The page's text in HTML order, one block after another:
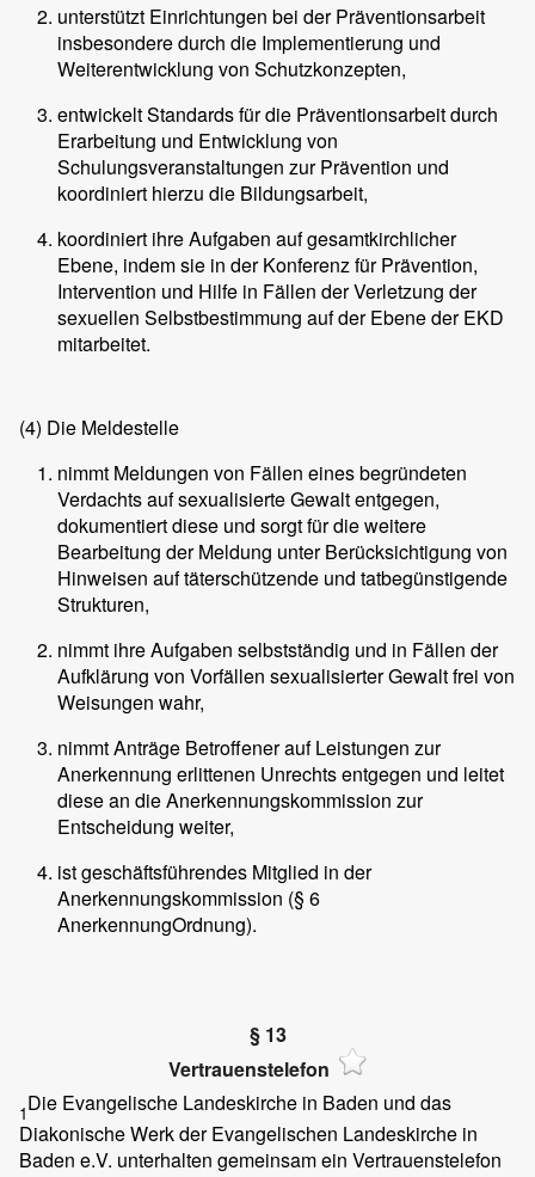
unterstützt Einrichtungen bei der Präventionsarbeit
insbesondere durch die Implementierung und
Weiterentwicklung von Schutzkonzepten,
entwickelt Standards für die Präventionsarbeit durch
Erarbeitung und Entwicklung von
Schulungsveranstaltungen zur Prävention und
koordiniert hierzu die Bildungsarbeit,
koordiniert ihre Aufgaben auf gesamtkirchlicher
Ebene, indem sie in der Konferenz für Prävention,
Intervention und Hilfe in Fällen der Verletzung der
sexuellen Selbstbestimmung auf der Ebene der EKD
mitarbeitet.
(4) Die Meldestelle
nimmt Meldungen von Fällen eines begründeten
Verdachts auf sexualisierte Gewalt entgegen,
dokumentiert diese und sorgt für die weitere
Bearbeitung der Meldung unter Berücksichtigung von
Hinweisen auf täterschützende und tatbegünstigende
Strukturen,
nimmt ihre Aufgaben selbstständig und in Fällen der
Aufklärung von Vorfällen sexualisierter Gewalt frei von
Weisungen wahr,
nimmt Anträge Betroffener auf Leistungen zur
Anerkennung erlittenen Unrechts entgegen und leitet
diese an die Anerkennungskommission zur
Entscheidung weiter,
ist geschäftsführendes Mitglied in der
Anerkennungskommission (§ 6
AnerkennungOrdnung).
§ 13
Vertrauenstelefon
1Die Evangelische Landeskirche in Baden und das
Diakonische Werk der Evangelischen Landeskirche in
Baden e.V. unterhalten gemeinsam ein Vertrauenstelefon